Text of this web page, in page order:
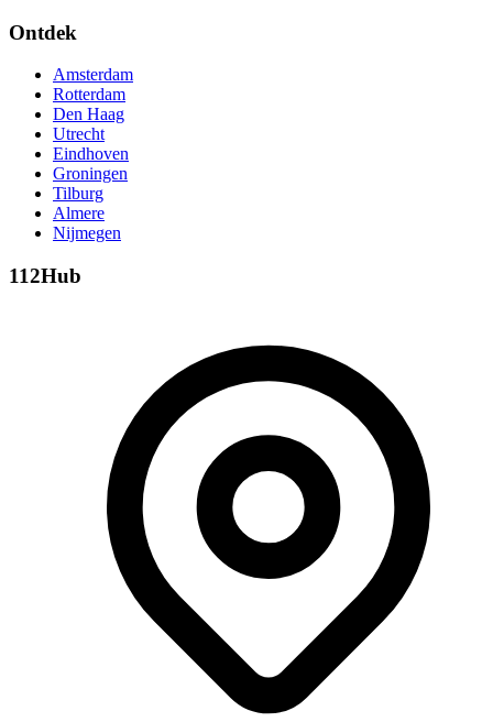
Ontdek
Amsterdam
Rotterdam
Den Haag
Utrecht
Eindhoven
Groningen
Tilburg
Almere
Nijmegen
112Hub